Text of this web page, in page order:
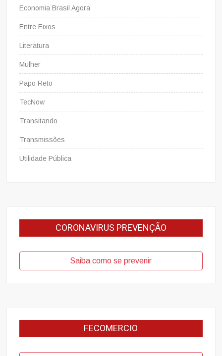
Economia Brasil Agora
Entre Eixos
Literatura
Mulher
Papo Reto
TecNow
Transitando
Transmissões
Utilidade Pública
CORONAVIRUS PREVENÇÃO
Saiba como se prevenir
FECOMERCIO